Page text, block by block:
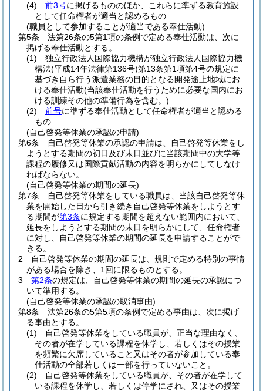
(4)
前3号に掲げるもののほか、これらに準ずる教育施設
として任命権者が適当と認めるもの
(職員として参加することが適当である奉仕活動)
第5条
法第26条の5第1項の条例で定める奉仕活動は、次に
掲げる奉仕活動とする。
(1)
独立行政法人国際協力機構が独立行政法人国際協力機
構法(平成14年法律第136号)第13条第1項第4号の規定に
基づき自ら行う派遣業務の目的となる開発途上地域にお
ける奉仕活動(当該奉仕活動を行うために必要な国内にお
ける訓練その他の準備行為を含む。)
(2)
前号に準ずる奉仕活動として任命権者が適当と認める
もの
(自己啓発等休業の承認の申請)
第6条
自己啓発等休業の承認の申請は、自己啓発等休業をし
ようとする期間の初日及び末日並びに当該期間中の大学等
課程の履修又は国際貢献活動の内容を明らかにしてしなけ
ればならない。
(自己啓発等休業の期間の延長)
第7条
自己啓発等休業をしている職員は、当該自己啓発等休
業を開始した日から引き続き自己啓発等休業をしようとす
る期間が第3条に規定する期間を超えない範囲内において、
延長をしようとする期間の末日を明らかにして、任命権者
に対し、自己啓発等休業の期間の延長を申請することがで
きる。
2
自己啓発等休業の期間の延長は、規則で定める特別の事情
がある場合を除き、1回に限るものとする。
3
第2条の規定は、自己啓発等休業の期間の延長の承認につ
いて準用する。
(自己啓発等休業の承認の取消事由)
第8条
法第26条の5第5項の条例で定める事由は、次に掲げ
る事由とする。
(1)
自己啓発等休業をしている職員が、正当な理由なく、
その者が在学している課程を休学し、若しくはその授業
を頻繁に欠席していること又はその者が参加している奉
仕活動の全部若しくは一部を行っていないこと。
(2)
自己啓発等休業をしている職員が、その者が在学して
いる課程を休学し、若しくは停学にされ、又はその授業